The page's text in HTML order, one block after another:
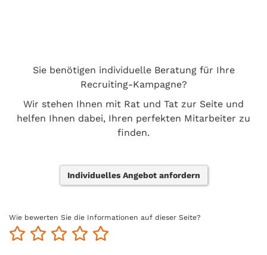
Sie benötigen individuelle Beratung für Ihre
Recruiting-Kampagne?
Wir stehen Ihnen mit Rat und Tat zur Seite und
helfen Ihnen dabei, Ihren perfekten Mitarbeiter zu
finden.
Individuelles Angebot anfordern
Wie bewerten Sie die Informationen auf dieser Seite?